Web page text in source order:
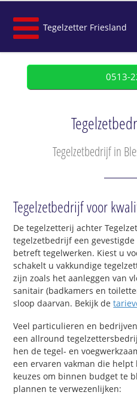
Tegelzetter Friesland
0513-
Tegelzetbedrijf in
Tegelzetbedrijf voor
De tegelzetterij achter
tegelzetbedrijf een
betreft tegelwerken. Kiest u
schakelt u vakkundige
zijn zoals het aanleggen van
sanitair (badkamers en
sloop daarvan. Bekijk de
Veel particulieren en
een allround
hen de tegel- en
een ervaren vakman die
keuzes om binnen budget te
plannen te verwezenlijken: